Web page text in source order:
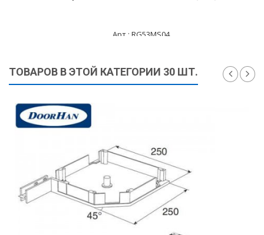
Арт.: RG53MS04
ТОВАРОВ В ЭТОЙ КАТЕГОРИИ 30 ШТ.